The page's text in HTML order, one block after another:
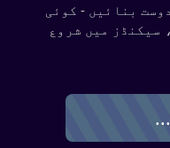
بنائیں - کوئی
سیکنڈز میں شروع